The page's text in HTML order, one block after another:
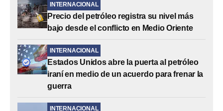
INTERNACIONAL
Precio del petróleo registra su nivel más
bajo desde el conflicto en Medio Oriente
INTERNACIONAL
Estados Unidos abre la puerta al petróleo
iraní en medio de un acuerdo para frenar la
guerra
INTERNACIONAL